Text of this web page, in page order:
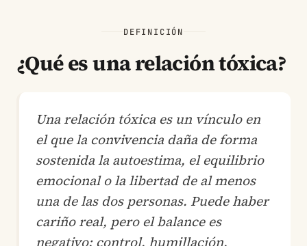
DEFINICIÓN
¿Qué es una relación tóxica?
Una relación tóxica es un vínculo en
el que la convivencia daña de forma
sostenida la autoestima, el equilibrio
emocional o la libertad de al menos
una de las dos personas. Puede haber
cariño real, pero el balance es
negativo: control, humillación,